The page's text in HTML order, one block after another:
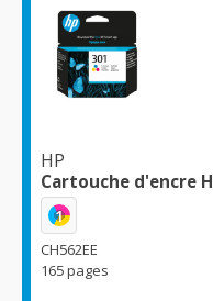
HP
Cartouche d'encre
1
CH562EE
165 pages